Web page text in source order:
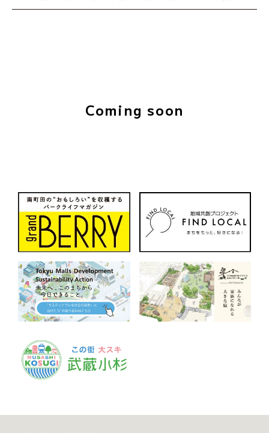
Coming soon